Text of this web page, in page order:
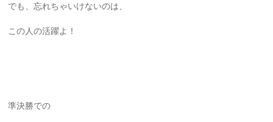
でも、忘れちゃいけないのは、
この人の活躍よ！
準決勝での